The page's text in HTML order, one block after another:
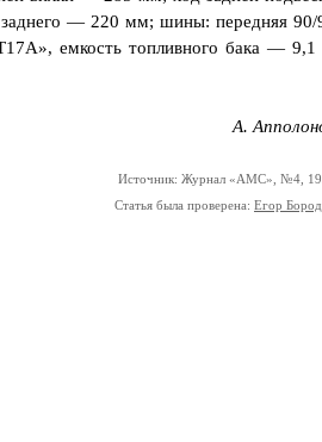
— 220 мм; шины: передняя 90/
емкость топливного бака — 9,1
А.
Источник: Журнал «АМС», №4,
Статья была проверена: Егор